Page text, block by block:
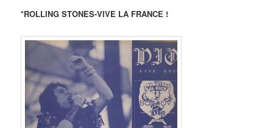
*ROLLING STONES-VIVE LA FRANCE !